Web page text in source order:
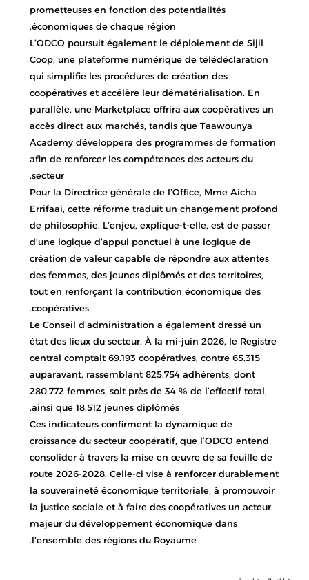
prometteuses en fonction des potentialités
économiques de chaque région.
L’ODCO poursuit également le déploiement de Sijil
Coop, une plateforme numérique de télédéclaration
qui simplifie les procédures de création des
coopératives et accélère leur dématérialisation. En
parallèle, une Marketplace offrira aux coopératives un
accès direct aux marchés, tandis que Taawounya
Academy développera des programmes de formation
afin de renforcer les compétences des acteurs du
secteur.
Pour la Directrice générale de l’Office, Mme Aicha
Errifaai, cette réforme traduit un changement profond
de philosophie. L’enjeu, explique-t-elle, est de passer
d’une logique d’appui ponctuel à une logique de
création de valeur capable de répondre aux attentes
des femmes, des jeunes diplômés et des territoires,
tout en renforçant la contribution économique des
coopératives.
Le Conseil d’administration a également dressé un
état des lieux du secteur. À la mi-juin 2026, le Registre
central comptait 69.193 coopératives, contre 65.315
auparavant, rassemblant 825.754 adhérents, dont
280.772 femmes, soit près de 34 % de l’effectif total,
ainsi que 18.512 jeunes diplômés.
Ces indicateurs confirment la dynamique de
croissance du secteur coopératif, que l’ODCO entend
consolider à travers la mise en œuvre de sa feuille de
route 2026-2028. Celle-ci vise à renforcer durablement
la souveraineté économique territoriale, à promouvoir
la justice sociale et à faire des coopératives un acteur
majeur du développement économique dans
l’ensemble des régions du Royaume.